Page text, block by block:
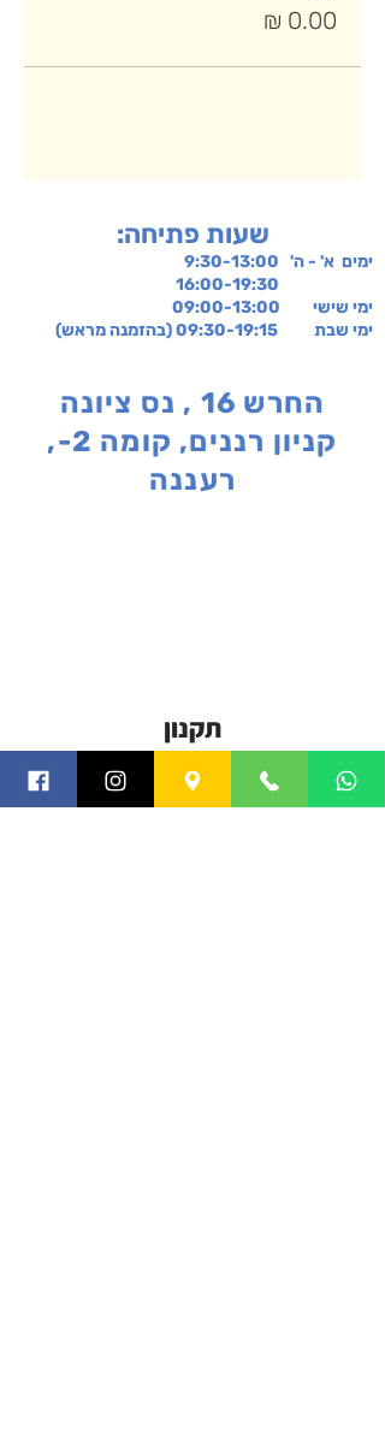
:שעות פתיחה
ימים א' - ה' 9:30-13:00
ימי שישי 09:00-13:00
ימי שבת 09:30-19:15 (בהזמנה מראש)
החרש 16 , נס ציונה
קניון רננים, קומה 2-,
רעננה
תקנון